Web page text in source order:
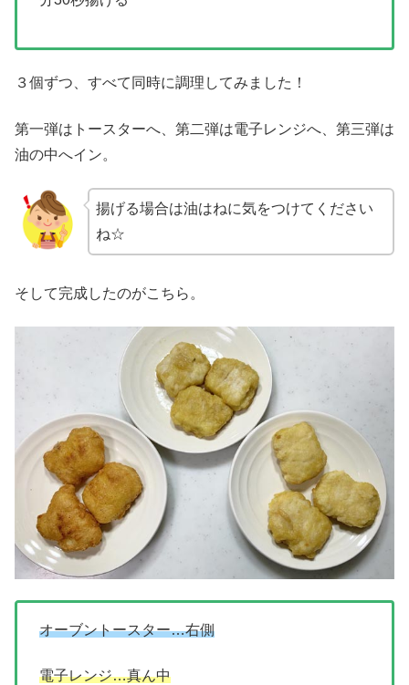
３個ずつ、すべて同時に調理してみました！
第一弾はトースターへ、第二弾は電子レンジへ、第三弾は
油の中へイン。
揚げる場合は油はねに気をつけてください
ね☆
そして完成したのがこちら。
オーブントースター…右側
電子レンジ…真ん中